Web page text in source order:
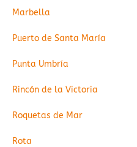
Marbella
Puerto de Santa María
Punta Umbría
Rincón de la Victoria
Roquetas de Mar
Rota